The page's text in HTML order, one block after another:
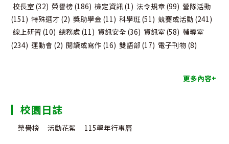
校長室 (32) 榮譽榜 (186) 檢定資訊(1) 法令規章 (99) 營隊活動
(151) 特殊選才 (2) 獎助學金 (11) 科學班(51) 競賽或活動 (241)
線上研習 (10) 總務處 (11) 資訊安全 (36) 資訊室 (58) 輔導室
(234) 運動會 (2) 閱讀或寫作 (16) 雙語部 (17) 電子刊物 (8)
更多內容+
校園日誌
榮譽榜 活動花絮 115學年行事曆